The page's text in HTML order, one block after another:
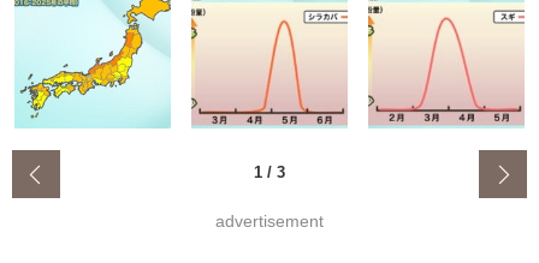
1 / 3
advertisement